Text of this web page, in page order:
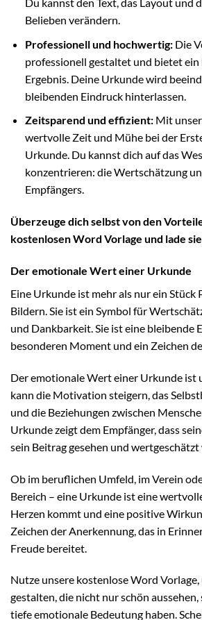
Belieben verändern.
Professionell und hochwertig:Die
professionell gestaltet und bietet
Ergebnis. Deine Urkunde wird
bleibenden Eindruck hinterlassen.
Zeitsparend und effizient:Mit
wertvolle Zeit und Mühe bei der
Urkunde. Du kannst dich auf das
konzentrieren: die Wertschätzung
Empfängers.
Überzeuge dich selbst von den
kostenlosen Word Vorlage und lade
Der emotionale Wert einer Urkunde
Eine Urkunde ist mehr als nur ein Stück
Bildern. Sie ist ein Symbol für
und Dankbarkeit. Sie ist eine bleibende
besonderen Moment und ein Zeichen
Der emotionale Wert einer Urkunde ist
kann die Motivation steigern, das
und die Beziehungen zwischen
Urkunde zeigt dem Empfänger, dass
sein Beitrag gesehen und wertgeschätzt
Ob im beruflichen Umfeld, im Verein
Bereich – eine Urkunde ist eine
Herzen kommt und eine positive
Zeichen der Anerkennung, das in
Freude bereitet.
Nutze unsere kostenlose Word
gestalten, die nicht nur schön
tiefe emotionale Bedeutung haben.